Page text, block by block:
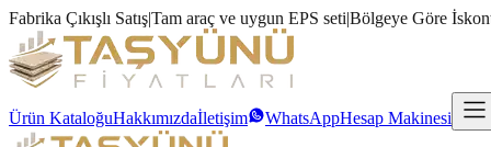
Fabrika Çıkışlı Satış|Tam araç ve uygun EPS seti|Bölgeye Göre
Ürün KataloğuHakkımızdaİletişim WhatsAppHesap Makinesi